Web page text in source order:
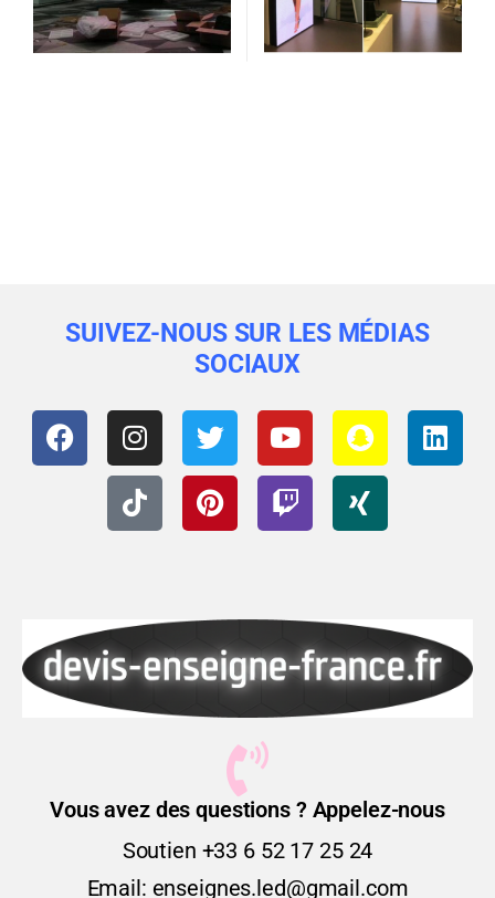
SUIVEZ-NOUS SUR LES MÉDIAS
SOCIAUX
Vous avez des questions ? Appelez-nous
Soutien +33 6 52 17 25 24
Email: enseignes.led@gmail.com